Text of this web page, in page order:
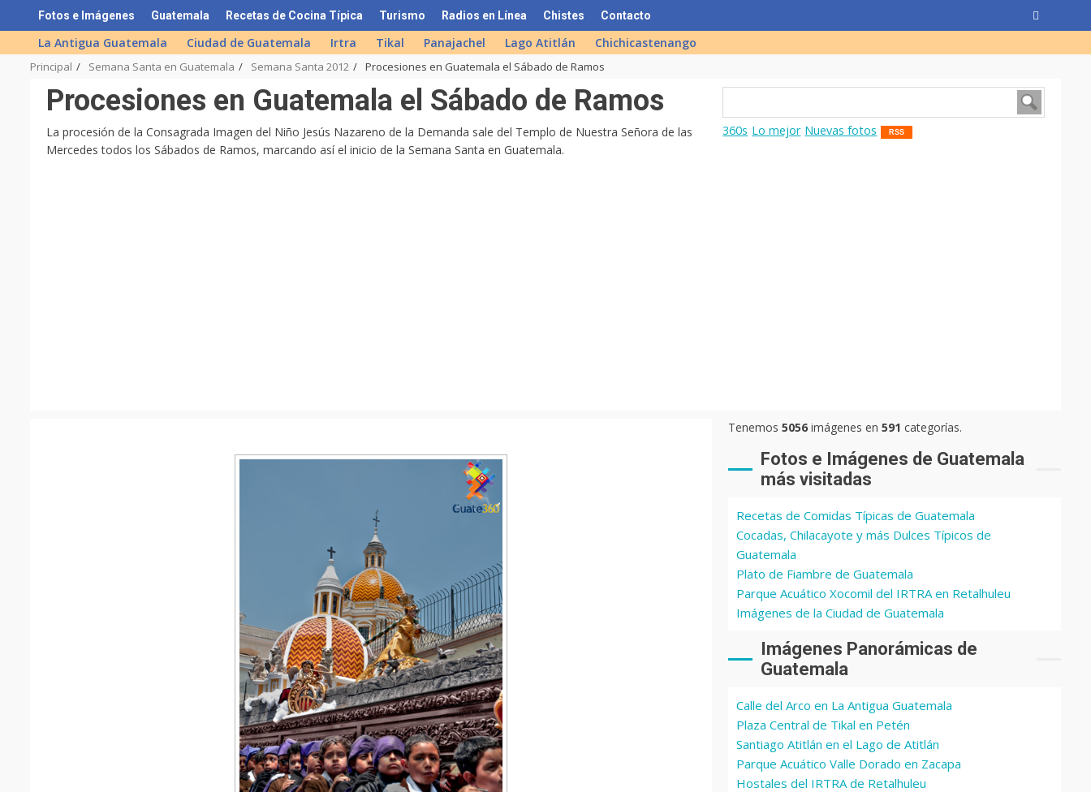
to
content
Fotos e Imágenes Guatemala Recetas de Cocina Típica Turismo Radios en Línea Chistes Contacto
La Antigua Guatemala Ciudad de Guatemala Irtra Tikal Panajachel Lago Atitlán Chichicastenango
Principal Semana Santa en Guatemala Semana Santa 2012 Procesiones en Guatemala el Sábado de Ramos
Procesiones en Guatemala el Sábado de Ramos
La procesión de la Consagrada Imagen del Niño Jesús Nazareno de la Demanda sale del Templo de Nuestra Señora de las
Mercedes todos los Sábados de Ramos, marcando así el inicio de la Semana Santa en Guatemala.
360s Lo mejor Nuevas fotos RSS
Tenemos5056 imágenes en591 categorías.
Fotos e Imágenes de Guatemala
más visitadas
Recetas de Comidas Típicas de Guatemala
Cocadas, Chilacayote y más Dulces Típicos de
Guatemala
Plato de Fiambre de Guatemala
Parque Acuático Xocomil del IRTRA en Retalhuleu
Imágenes de la Ciudad de Guatemala
Imágenes Panorámicas de
Guatemala
Calle del Arco en La Antigua Guatemala
Plaza Central de Tikal en Petén
Santiago Atitlán en el Lago de Atitlán
Parque Acuático Valle Dorado en Zacapa
Hostales del IRTRA de Retalhuleu